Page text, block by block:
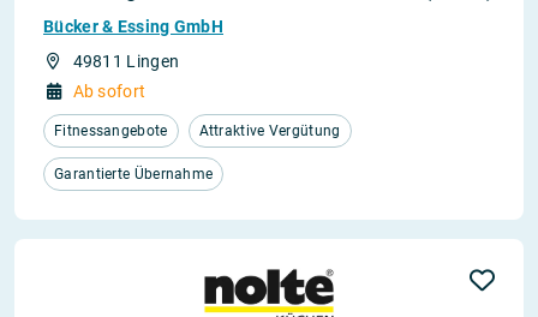
Bücker & Essing GmbH
49811 Lingen
Ab sofort
Fitnessangebote Attraktive Vergütung
Garantierte Übernahme